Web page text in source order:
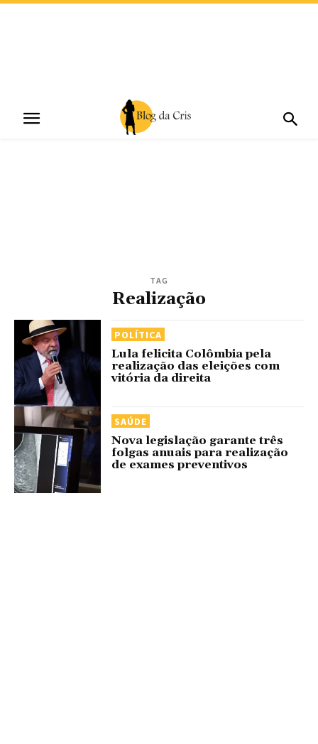
TAG
Realização
POLÍTICA
Lula felicita Colômbia pela
realização das eleições com
vitória da direita
SAÚDE
Nova legislação garante três
folgas anuais para realização
de exames preventivos